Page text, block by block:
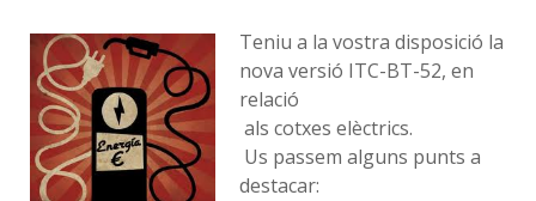
Teniu a la vostra disposició la
nova versió ITC-BT-52, en
relació
als cotxes elèctrics.
Us passem alguns punts a
destacar: